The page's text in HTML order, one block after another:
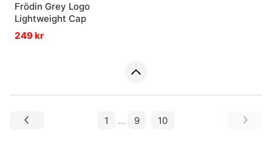
Frödin Grey Logo
Lightweight Cap
249 kr
1 ... 9 10